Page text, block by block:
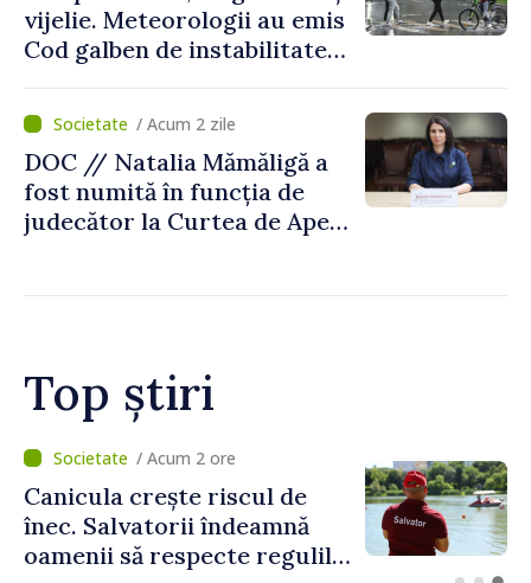
vijelie. Meteorologii au emis
Cod galben de instabilitate
/ Acum 2 zile
DOC // Natalia Mămăligă a
fost numită în funcția de
judecător la Curtea de Apel
Top știri
/ Acum 8 minute
Incendiu de vegetație de
proporții în vestul Canadei:
peste 20.000 de oameni au